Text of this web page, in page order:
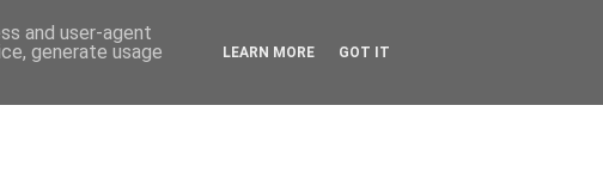
and user-agent
generate usage
LEARN MORE GOT IT